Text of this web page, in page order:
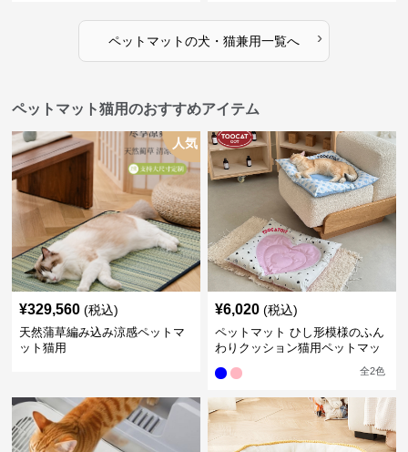
ペットマットの犬・猫兼用一覧へ ›
ペットマット猫用のおすすめアイテム
人気
¥329,560 (税込)
天然蒲草編み込み涼感ペットマ
ット猫用
¥6,020 (税込)
ペットマット ひし形模様のふん
わりクッション猫用ペットマッ
全2色